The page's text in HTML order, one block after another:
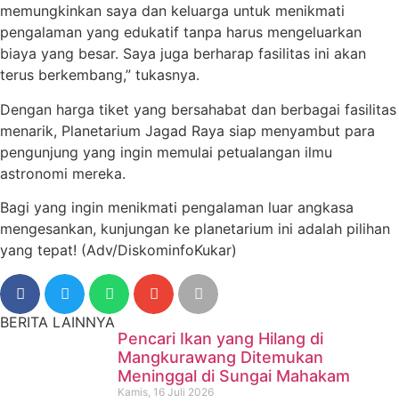
memungkinkan saya dan keluarga untuk menikmati
pengalaman yang edukatif tanpa harus mengeluarkan
biaya yang besar. Saya juga berharap fasilitas ini akan
terus berkembang,” tukasnya.
Dengan harga tiket yang bersahabat dan berbagai fasilitas
menarik, Planetarium Jagad Raya siap menyambut para
pengunjung yang ingin memulai petualangan ilmu
astronomi mereka.
Bagi yang ingin menikmati pengalaman luar angkasa
mengesankan, kunjungan ke planetarium ini adalah pilihan
yang tepat! (Adv/DiskominfoKukar)
BERITA LAINNYA
Pencari Ikan yang Hilang di
Mangkurawang Ditemukan
Meninggal di Sungai Mahakam
Kamis, 16 Juli 2026